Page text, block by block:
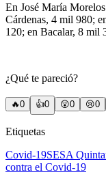
En José María
Cárdenas, 4 mil 980;
120; en Bacalar, 8 mil
¿Qué te pareció?
🔥0 👍0 😲0 😢0
Etiquetas
Covid-19SESA
contra el Covid-19